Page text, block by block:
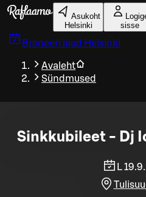
Liigu peamise sisu juurde
Asukoht
Helsinki
sisse
Broneeri laud Helsinki
Avaleht
Sündmused
Sinkkubileet - Dj
L